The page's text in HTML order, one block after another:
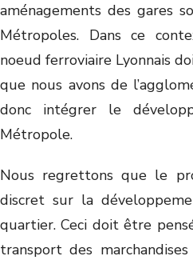
aménagements des gares
Métropoles. Dans ce
noeud ferroviaire Lyonnais
que nous avons de
donc intégrer le
Métropole.
Nous regrettons que le
discret sur la
quartier. Ceci doit être
transport des